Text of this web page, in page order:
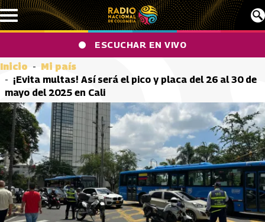
Pasar al contenido principal
ESCUCHAR EN VIVO
Inicio
Mi país
¡Evita multas! Así será el pico y placa del 26 al 30 de
mayo del 2025 en Cali